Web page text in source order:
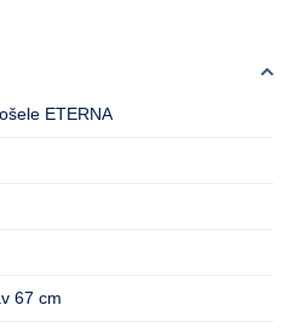
ETERNA
67 cm